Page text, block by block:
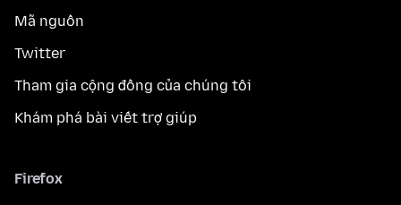
Mã nguồn
Twitter
Tham gia cộng đồng của chúng tôi
Khám phá bài viết trợ giúp
Firefox